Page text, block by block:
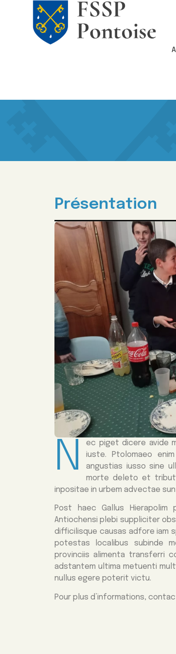
Présentation
N
ec piget dicere avide
iuste. Ptolomaeo
angustias iusso sine
morte deleto et
inpositae in urbem advectae
Post haec Gallus
Antiochensi plebi suppliciter
difficilisque causas adfore iam
potestas localibus subinde
provinciis alimenta transferri
adstantem ultima metuenti
nullus egere poterit victu.
Pour plus d’informations,